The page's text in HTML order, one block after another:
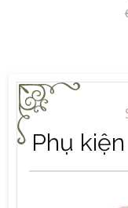
Phụ